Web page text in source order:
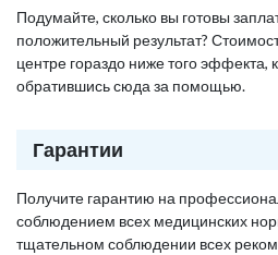
Подумайте, сколько вы готовы
положительный результат?
центре гораздо ниже того эффекта,
обратившись сюда за помощью.
Гарантии
Получите гарантию на
соблюдением всех медицинских
тщательном соблюдении всех